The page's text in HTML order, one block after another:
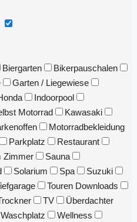
Biergarten
Bikerpauschalen
Garten / Liegewiese
Indoorpool
Motorrad
Kawasaki
Motorradbekleidung
Parkplatz
Restaurant
Zimmer
Sauna
Solarium Spa
Suzuki
Touren Downloads
TV
Überdachter
Waschplatz
Wellness